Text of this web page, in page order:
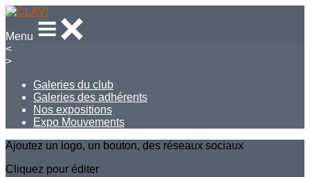
Menu
<
>
Galeries du club
Galeries des adhérents
Nos expositions
Expo Mouvements
Ajoutez un logo, un bouton, des réseaux sociaux
Cliquez pour éditer